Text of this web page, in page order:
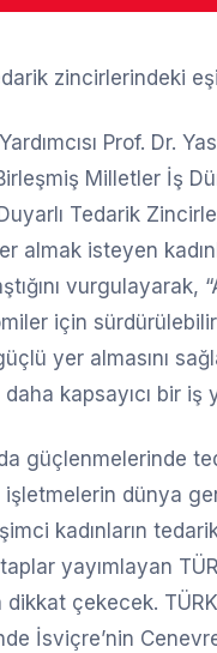
zincirlerindeki
Prof. Dr.
Milletler İş
Tedarik
almak isteyen
vurgulayarak,
için
yer almasını
kapsayıcı bir iş
güçlenmelerinde
dünya
kadınların
yayımlayan
çekecek.
İsviçre’nin